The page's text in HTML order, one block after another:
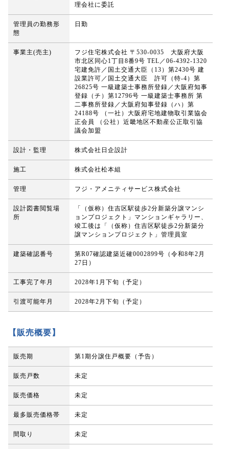
理会社に委託
管理員の勤務形
態
日勤
事業主(売主)
フジ住宅株式会社 〒530-0035 大阪府大阪
市北区同心1丁目8番9号 TEL／06-4392-1320
宅建免許／国土交通大臣（13）第2430号 建
設業許可／国土交通大臣 許可（特-4）第
26825号 一級建築士事務所登録／大阪府知事
登録（チ）第12796号 一級建築士事務所 第
二事務所登録／大阪府知事登録（ハ）第
24188号 （一社）大阪府宅地建物取引業協会
正会員 （公社）近畿地区不動産公正取引協
議会加盟
設計・監理 株式会社日企設計
施工 株式会社松本組
管理 フジ・アメニティサービス株式会社
設計図書閲覧場
所
「（仮称）住吉区駅徒歩2分新築分譲マンシ
ョンプロジェクト」マンションギャラリー、
竣工後は「（仮称）住吉区駅徒歩2分新築分
譲マンションプロジェクト」管理員室
建築確認番号
第R07確認建築近確0002899号（令和8年2月
27日）
工事完了年月 2028年1月下旬（予定）
引渡可能年月 2028年2月下旬（予定）
【販売概要】
販売期 第1期分譲住戸概要（予告）
販売戸数 未定
販売価格 未定
最多販売価格帯 未定
間取り 未定